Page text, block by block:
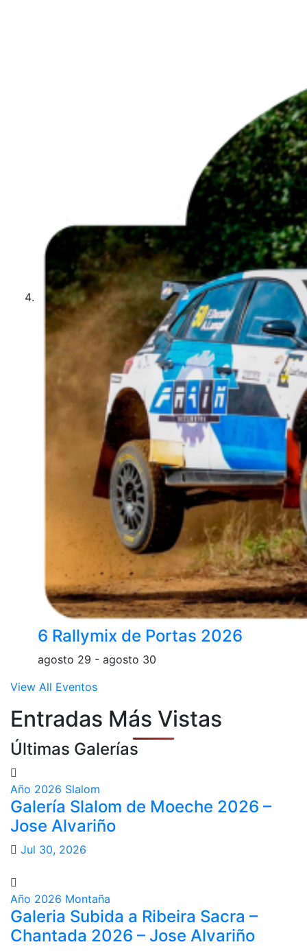
6 Rallymix de Portas 2026
agosto 29 - agosto 30
View All Eventos
Entradas Más Vistas
Últimas Galerías
Año 2026 Slalom
Galería Slalom de Moeche 2026 –
Jose Alvariño
Jul 30, 2026
Año 2026 Montaña
Galeria Subida a Ribeira Sacra –
Chantada 2026 – Jose Alvariño